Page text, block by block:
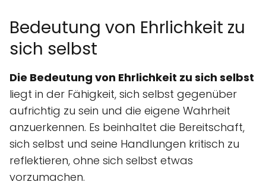
Bedeutung von Ehrlichkeit zu
sich selbst
Die Bedeutung von Ehrlichkeit zu sich selbst
liegt in der Fähigkeit, sich selbst gegenüber
aufrichtig zu sein und die eigene Wahrheit
anzuerkennen. Es beinhaltet die Bereitschaft,
sich selbst und seine Handlungen kritisch zu
reflektieren, ohne sich selbst etwas
vorzumachen.